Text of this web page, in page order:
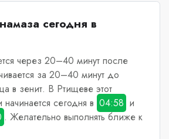
сегодня в
через 20–40 минут после
за 20–40 минут до
в зенит. В Ртищевеэтот
сегодня в 04:58 и
. Желательно выполнять ближе к